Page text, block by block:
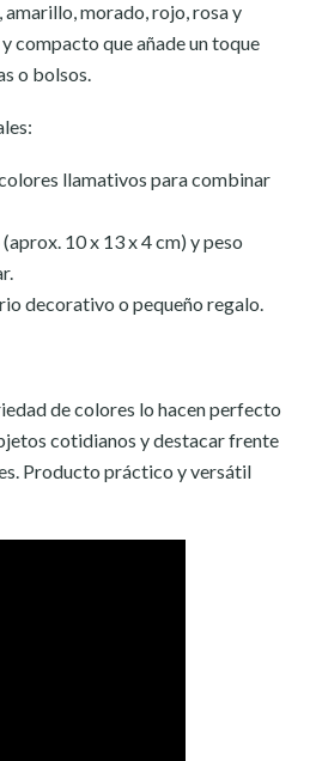
morado, rojo, rosa y
compacto que añade un toque
o bolsos.
llamativos para combinar
10 x 13 x 4 cm) y peso
decorativo o pequeño regalo.
de colores lo hacen perfecto
cotidianos y destacar frente
Producto práctico y versátil